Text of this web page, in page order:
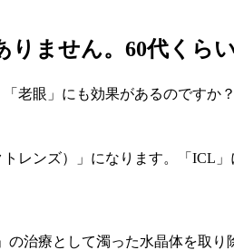
ません。60代くら
老眼」にも効果があるのですか？
ンズ）」になります。「ICL
治療として濁った水晶体を取